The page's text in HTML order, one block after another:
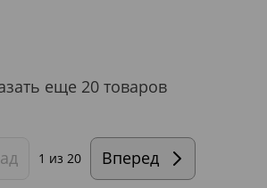
еще 20 товаров
1 из 20 Вперед